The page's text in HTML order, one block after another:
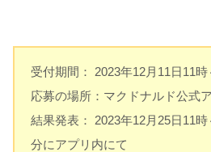
受付期間： 2023年12月11日11
応募の場所：マクドナルド公式
結果発表： 2023年12月25日11
分にアプリ内にて